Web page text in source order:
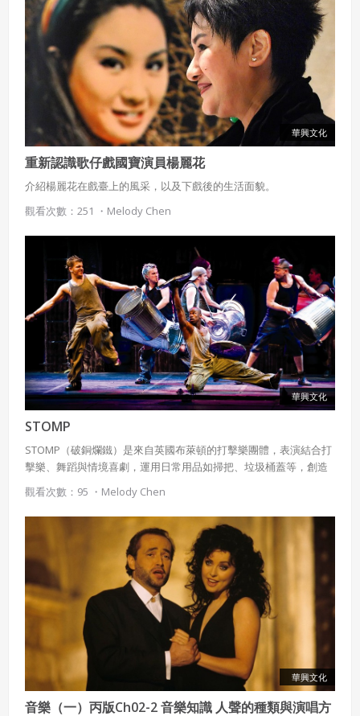
華興文化
重新認識歌仔戲國寶演員楊麗花
介紹楊麗花在戲臺上的風采，以及下戲後的生活面貌。
觀看次數：251 ・ Melody Chen
華興文化
STOMP
STOMP（破銅爛鐵）是來自英國布萊頓的打擊樂團體，表演結合打
擊樂、舞蹈與情境喜劇，運用日常用品如掃把、垃圾桶蓋等，創造
觀看次數：95 ・ Melody Chen
華興文化
音樂（一）丙版Ch02-2 音樂知識 人聲的種類與演唱方